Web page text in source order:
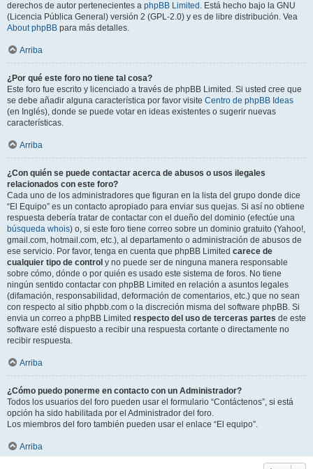
derechos de autor pertenecientes a phpBB Limited . Está hecho bajo la GNU
(Licencia Pública General) versión 2 (GPL-2.0) y es de libre distribución. Vea
About phpBB para más detalles.
Arriba
¿Por qué este foro no tiene tal cosa?
Este foro fue escrito y licenciado a través de phpBB Limited. Si usted cree que
se debe añadir alguna característica por favor visite Centro de phpBB Ideas
(en Inglés), donde se puede votar en ideas existentes o sugerir nuevas
características.
Arriba
¿Con quién se puede contactar acerca de abusos o usos ilegales
relacionados con este foro?
Cada uno de los administradores que figuran en la lista del grupo donde dice
“El Equipo” es un contacto apropiado para enviar sus quejas. Si así no obtiene
respuesta debería tratar de contactar con el dueño del dominio (efectúe una
búsqueda whois) o, si este foro tiene correo sobre un dominio gratuito (Yahoo!,
gmail.com, hotmail.com, etc.), al departamento o administración de abusos de
ese servicio. Por favor, tenga en cuenta que phpBB Limited carece de
cualquier tipo de control y no puede ser de ninguna manera responsable
sobre cómo, dónde o por quién es usado este sistema de foros. No tiene
ningún sentido contactar con phpBB Limited en relación a asuntos legales
(difamación, responsabilidad, deformación de comentarios, etc.) que no sean
con respecto al sitio phpbb.com o la discreción misma del software phpBB. Si
envia un correo a phpBB Limited respecto del uso de terceras partes de este
software esté dispuesto a recibir una respuesta cortante o directamente no
recibir respuesta.
Arriba
¿Cómo puedo ponerme en contacto con un Administrador?
Todos los usuarios del foro pueden usar el formulario “Contáctenos”, si está
opción ha sido habilitada por el Administrador del foro.
Los miembros del foro también pueden usar el enlace “El equipo”.
Arriba